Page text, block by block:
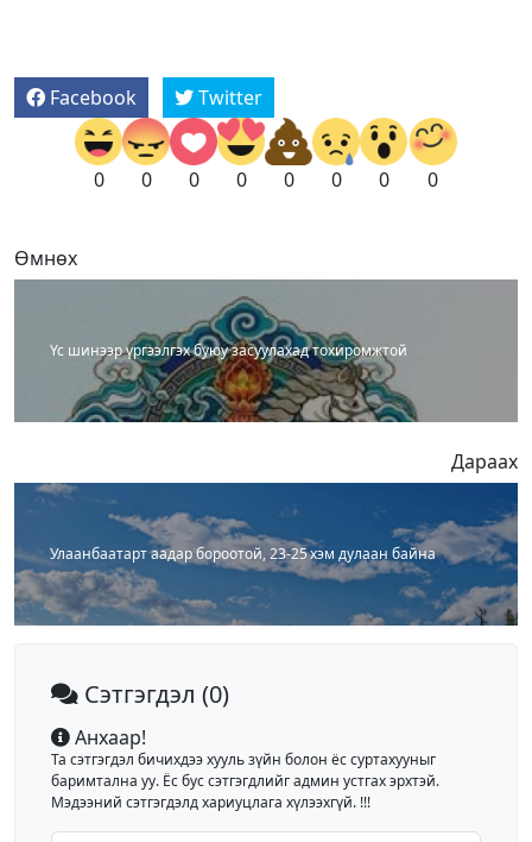
Facebook Twitter
0 0 0 0 0 0 0 0
Өмнөх
Үс шинээр үргээлгэх буюу засуулахад тохиромжтой
Дараах
Улаанбаатарт аадар бороотой, 23-25 хэм дулаан байна
Сэтгэгдэл (0)
Анхаар!
Та сэтгэгдэл бичихдээ хууль зүйн болон ёс суртахууныг
баримтална уу. Ёс бус сэтгэгдлийг админ устгах эрхтэй.
Мэдээний сэтгэгдэлд хариуцлага хүлээхгүй. !!!